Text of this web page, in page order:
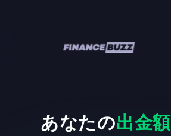
あなたの出金額